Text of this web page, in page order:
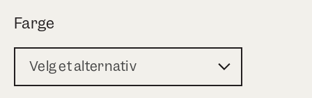
Farge
Velg et alternativ